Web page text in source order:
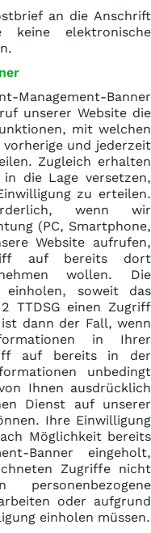
an die Anschrift
elektronische
Banner
unserer Website die
mit welchen
und jederzeit
Zugleich erhalten
die Lage versetzen,
zu erteilen.
wenn wir
(PC, Smartphone,
Website aufrufen,
auf bereits dort
wollen. Die
soweit das
TTDSG einen Zugriff
dann der Fall, wenn
in Ihrer
auf bereits in der
unbedingt
Ihnen ausdrücklich
Dienst auf unserer
Ihre Einwilligung
Möglichkeit bereits
Banner eingeholt,
Zugriffe nicht
oder aufgrund
einholen müssen.